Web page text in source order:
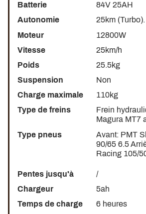
LOOK AGRESSIF ET SPORTIF
Les courbes agressives de laRION
instantanément le design des motos
course. Ses arêtes vives, ses pneus
ultra-présent et ses couleurs lui
inimitable! Quand on y regarde, on voit
Batterie
84V 25AH
Autonomie
25km
Moteur
12800W
Vitesse
25km/h
Poids
25.5kg
Suspension
Non
Charge maximale
110kg
Type de freins
Frein
Magura MT7
Type pneus
Avant: PMT
90/65 6.5
Racing 105/
Pentes jusqu'à
/
Chargeur
5ah
Temps de charge
6 heures